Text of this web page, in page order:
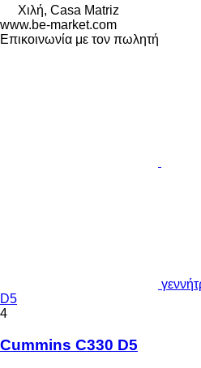
Χιλή, Casa Matriz
www.be-market.com
Επικοινωνία με τον πωλητή
D5
4
Cummins C330 D5